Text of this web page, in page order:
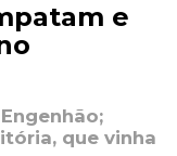
e
que vinha